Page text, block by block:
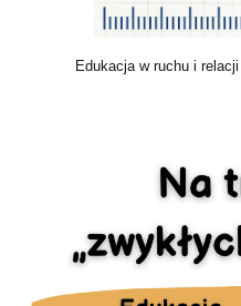
Edukacja w ruchu i